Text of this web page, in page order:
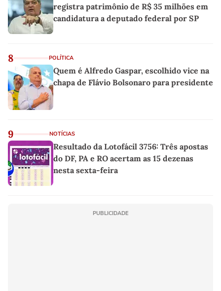
registra patrimônio de R$ 35 milhões em
candidatura a deputado federal por SP
8 POLÍTICA
Quem é Alfredo Gaspar, escolhido vice na
chapa de Flávio Bolsonaro para presidente
9 NOTÍCIAS
Resultado da Lotofácil 3756: Três apostas
do DF, PA e RO acertam as 15 dezenas
nesta sexta-feira
PUBLICIDADE